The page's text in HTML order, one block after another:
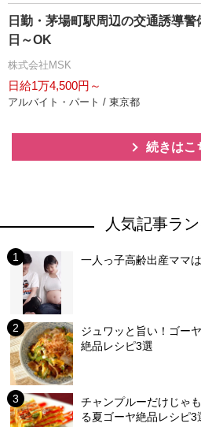
日勤・茅場町駅周辺の交通誘導
日～OK
株式会社MSK
日給1万4,500円～
アルバイト・パート / 東京都
続きはこ
人気記事ラ
一人っ子高齢出産ママ
ジュワッと旨い！ゴー
絶品レシピ3選
チャンプルーだけじゃ
る夏ゴーヤ絶品レシピ3